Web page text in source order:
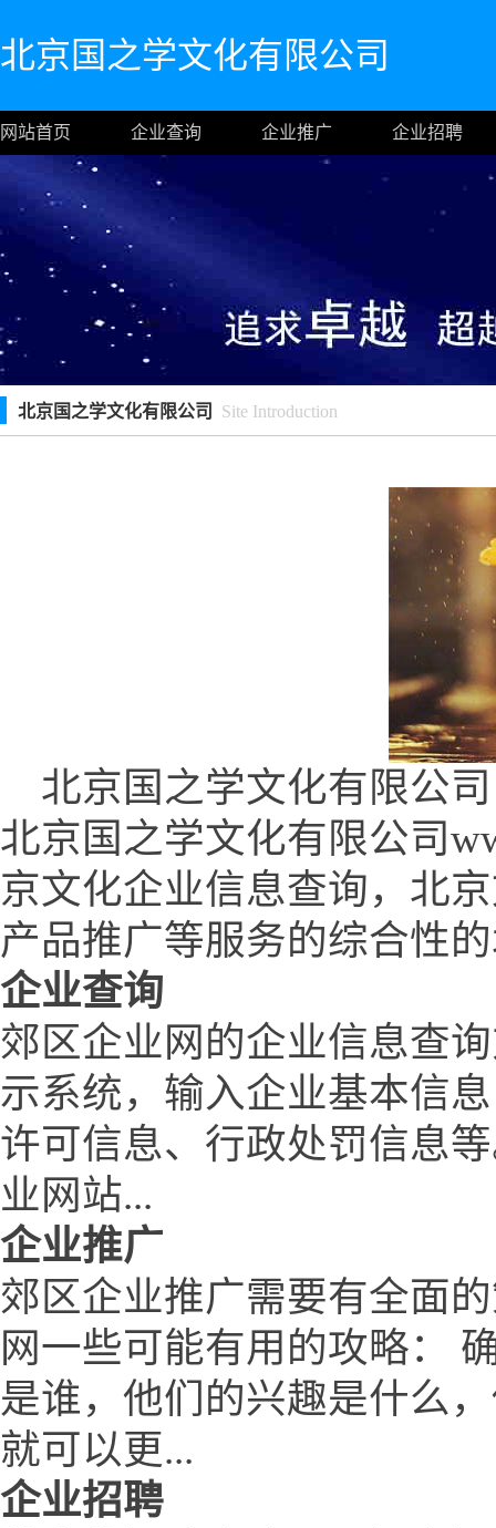
北京国之学文化有限公司
网站首页 企业查询 企业推广 企业招聘
北京国之学文化有限公司 Site Introduction
北京国之学文化有限公司
北京国之学文化有限公司
京文化企业信息查询，北
产品推广等服务的综合性
企业查询
郊区企业网的企业信息查
示系统，输入企业基本信
许可信息、行政处罚信息
业网站...
企业推广
郊区企业推广需要有全面
网一些可能有用的攻略：
是谁，他们的兴趣是什么
就可以更...
企业招聘